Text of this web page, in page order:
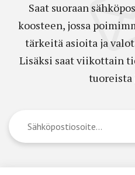
Saat suoraan
koosteen, jossa
tärkeitä asioita ja
Lisäksi saat viikottain
tuoreista